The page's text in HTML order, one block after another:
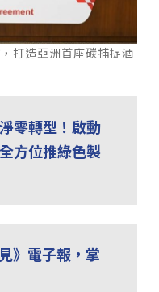
打造亞洲首座碳捕捉酒
零轉型！啟動
方位推綠色製
》電子報，掌